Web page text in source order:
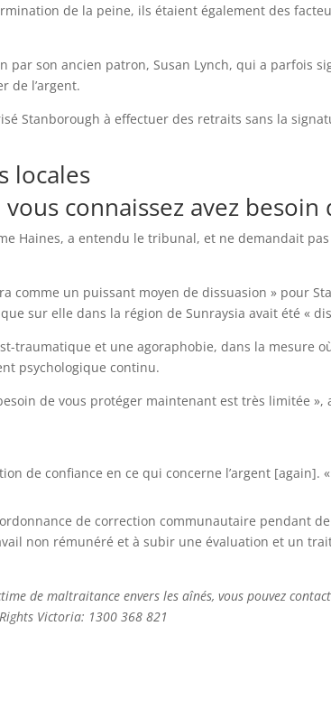
de la peine, ils étaient également des
par son ancien patron, Susan Lynch, qui a parfois
de l’argent.
Stanborough à effectuer des retraits sans la
locales
connaissez avez besoin
Haines, a entendu le tribunal, et ne demandait
comme un puissant moyen de dissuasion » pour
sur elle dans la région de Sunraysia avait été «
traumatique et une agoraphobie, dans la mesure
psychologique continu.
de vous protéger maintenant est très limitée »,
de confiance en ce qui concerne l’argent [again]. «
de correction communautaire pendant
non rémunéré et à subir une évaluation et un
de maltraitance envers les aînés, vous pouvez
Victoria: 1300 368 821